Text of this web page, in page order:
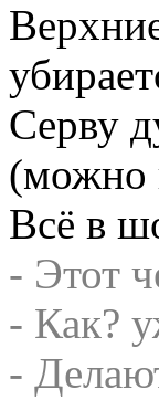
Серву
(можно
Всё в
- Этот
- Как?
-